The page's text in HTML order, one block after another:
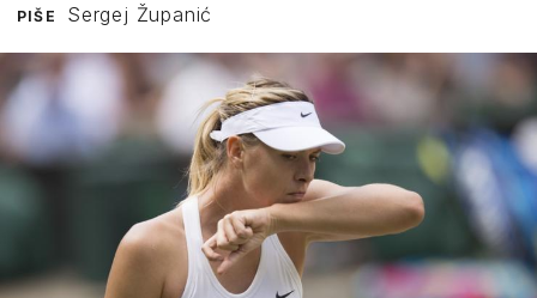
PIŠE Sergej Županić